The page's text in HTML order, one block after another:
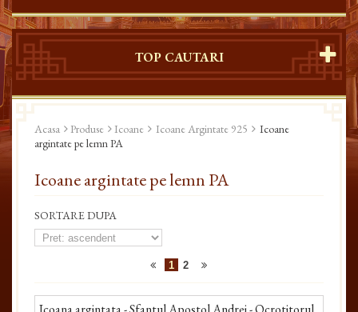
TOP CAUTARI
Acasa Produse Icoane Icoane Argintate 925
Icoane
argintate pe lemn PA
Icoane argintate pe lemn PA
SORTARE DUPA
1 2